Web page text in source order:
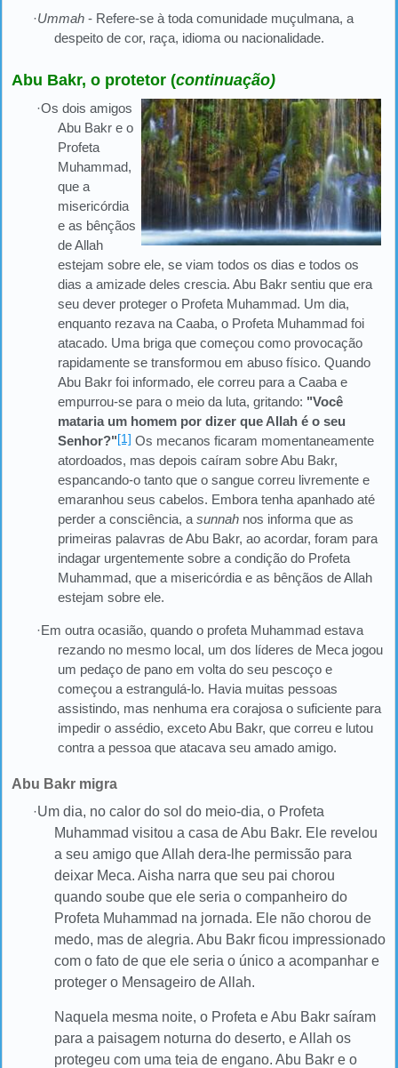
·Ummah - Refere-se à toda comunidade muçulmana, a
despeito de cor, raça, idioma ou nacionalidade.
Abu Bakr, o protetor (continuação)
·Os dois amigos
Abu Bakr e o
Profeta
Muhammad,
que a
misericórdia
e as bênçãos
de Allah
estejam sobre ele, se viam todos os dias e todos os
dias a amizade deles crescia. Abu Bakr sentiu que era
seu dever proteger o Profeta Muhammad. Um dia,
enquanto rezava na Caaba, o Profeta Muhammad foi
atacado. Uma briga que começou como provocação
rapidamente se transformou em abuso físico. Quando
Abu Bakr foi informado, ele correu para a Caaba e
empurrou-se para o meio da luta, gritando: "Você
mataria um homem por dizer que Allah é o seu
Senhor?"[1] Os mecanos ficaram momentaneamente
atordoados, mas depois caíram sobre Abu Bakr,
espancando-o tanto que o sangue correu livremente e
emaranhou seus cabelos. Embora tenha apanhado até
perder a consciência, a sunnahnos informa que as
primeiras palavras de Abu Bakr, ao acordar, foram para
indagar urgentemente sobre a condição do Profeta
Muhammad, que a misericórdia e as bênçãos de Allah
estejam sobre ele.
·Em outra ocasião, quando o profeta Muhammad estava
rezando no mesmo local, um dos líderes de Meca jogou
um pedaço de pano em volta do seu pescoço e
começou a estrangulá-lo. Havia muitas pessoas
assistindo, mas nenhuma era corajosa o suficiente para
impedir o assédio, exceto Abu Bakr, que correu e lutou
contra a pessoa que atacava seu amado amigo.
Abu Bakr migra
·Um dia, no calor do sol do meio-dia, o Profeta
Muhammad visitou a casa de Abu Bakr. Ele revelou
a seu amigo que Allah dera-lhe permissão para
deixar Meca. Aisha narra que seu pai chorou
quando soube que ele seria o companheiro do
Profeta Muhammad na jornada. Ele não chorou de
medo, mas de alegria. Abu Bakr ficou impressionado
com o fato de que ele seria o único a acompanhar e
proteger o Mensageiro de Allah.
Naquela mesma noite, o Profeta e Abu Bakr saíram
para a paisagem noturna do deserto, e Allah os
protegeu com uma teia de engano. Abu Bakr e o